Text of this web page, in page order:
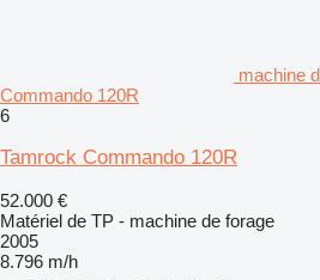
machine
Commando 120R
6
Tamrock Commando 120R
52.000 €
Matériel de TP - machine de forage
2005
8.796 m/h